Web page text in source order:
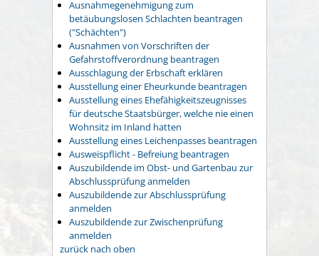
Ausnahmegenehmigung zum
betäubungslosen Schlachten beantragen
("Schächten")
Ausnahmen von Vorschriften der
Gefahrstoffverordnung beantragen
Ausschlagung der Erbschaft erklären
Ausstellung einer Eheurkunde beantragen
Ausstellung eines Ehefähigkeitszeugnisses
für deutsche Staatsbürger, welche nie einen
Wohnsitz im Inland hatten
Ausstellung eines Leichenpasses beantragen
Ausweispflicht - Befreiung beantragen
Auszubildende im Obst- und Gartenbau zur
Abschlussprüfung anmelden
Auszubildende zur Abschlussprüfung
anmelden
Auszubildende zur Zwischenprüfung
anmelden
zurück nach oben